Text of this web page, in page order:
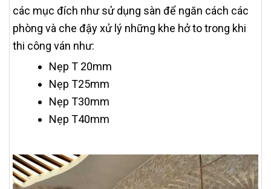
các mục đích như sử dụng sàn để ngăn cách các
phòng và che đậy xử lý những khe hở to trong khi
thi công ván như:
Nẹp T 20mm
Nẹp T25mm
Nẹp T30mm
Nẹp T40mm